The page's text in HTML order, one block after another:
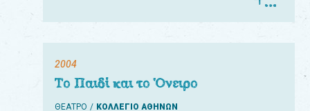
2004
Το Παιδί και το Όνειρο
ΘΕΑΤΡΟ ΚΟΛΛΕΓΙΟ ΑΘΗΝΩΝ